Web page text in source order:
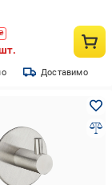
₴
Доставимо